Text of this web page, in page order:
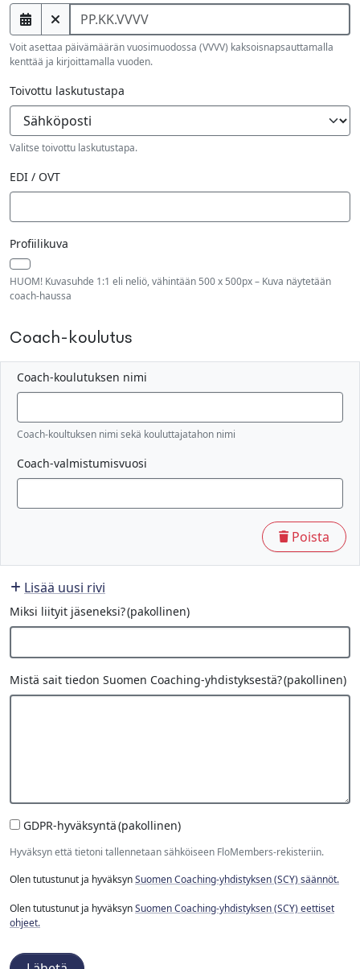
Voit asettaa päivämäärän vuosimuodossa (VVVV) kaksoisnapsauttamalla
kenttää ja kirjoittamalla vuoden.
Toivottu laskutustapa
Valitse toivottu laskutustapa.
EDI / OVT
Profiilikuva
HUOM! Kuvasuhde 1:1 eli neliö, vähintään 500 x 500px – Kuva näytetään
coach-haussa
Coach-koulutus
Coach-koulutuksen nimi
Coach-koultuksen nimi sekä kouluttajatahon nimi
Coach-valmistumisvuosi
Poista
Lisää uusi rivi
Miksi liityit jäseneksi?(pakollinen)
Mistä sait tiedon Suomen Coaching-yhdistyksestä?(pakollinen)
GDPR-hyväksyntä(pakollinen)
Hyväksyn että tietoni tallennetaan sähköiseen FloMembers-rekisteriin.
Olen tutustunut ja hyväksynSuomen Coaching-yhdistyksen (SCY) säännöt.
Olen tutustunut ja hyväksynSuomen Coaching-yhdistyksen (SCY) eettiset
ohjeet.